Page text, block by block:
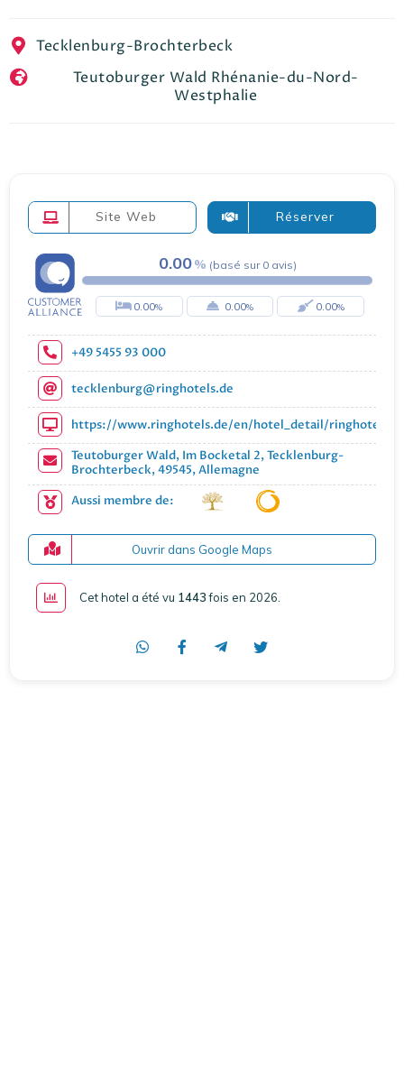
Tecklenburg-Brochterbeck
Teutoburger Wald Rhénanie-du-Nord-
Westphalie
Site Web Réserver
0.00 (basé sur 0 avis)
0.00 0.00 0.00
+49 5455 93 000
tecklenburg@ringhotels.de
https://www.ringhotels.de/en/hotel_detail/ringhotel-
Teutoburger Wald, Im Bocketal 2, Tecklenburg-
Brochterbeck, 49545, Allemagne
Aussi membre de:
Ouvrir dans Google Maps
Cet hotel a été vu 1443fois en 2026